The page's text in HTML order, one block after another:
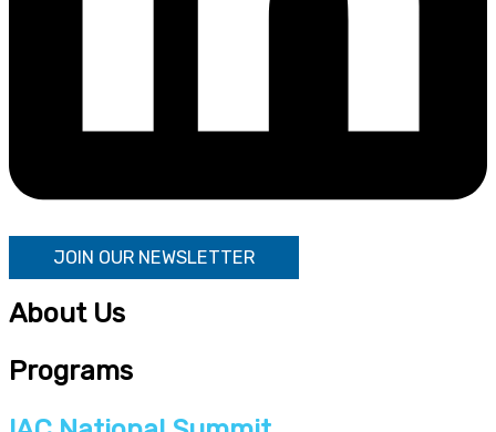
JOIN OUR NEWSLETTER
About Us
Programs